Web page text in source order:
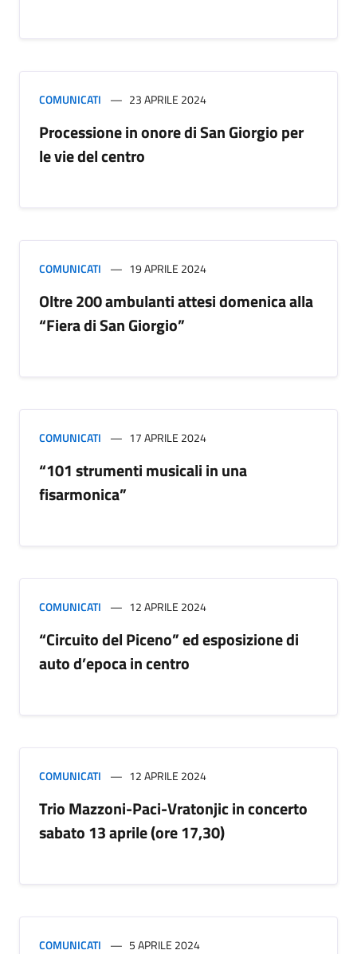
COMUNICATI 23 APRILE 2024
Processione in onore di San Giorgio per
le vie del centro
COMUNICATI 19 APRILE 2024
Oltre 200 ambulanti attesi domenica alla
“Fiera di San Giorgio”
COMUNICATI 17 APRILE 2024
“101 strumenti musicali in una
fisarmonica”
COMUNICATI 12 APRILE 2024
“Circuito del Piceno” ed esposizione di
auto d’epoca in centro
COMUNICATI 12 APRILE 2024
Trio Mazzoni-Paci-Vratonjic in concerto
sabato 13 aprile (ore 17,30)
COMUNICATI 5 APRILE 2024